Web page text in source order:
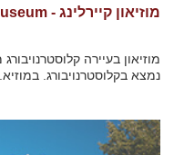
מוזיאון קיירלינג - Kierling museum
מוזיאון בעיירה
נמצא בקלוסטרנויבורג. במוזיא...